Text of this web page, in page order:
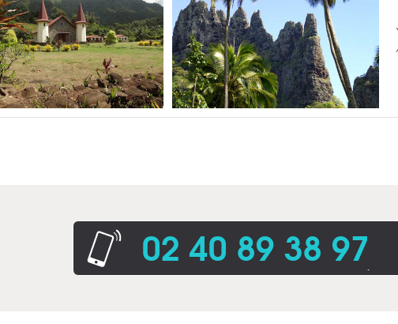
02 40 89 38 97.